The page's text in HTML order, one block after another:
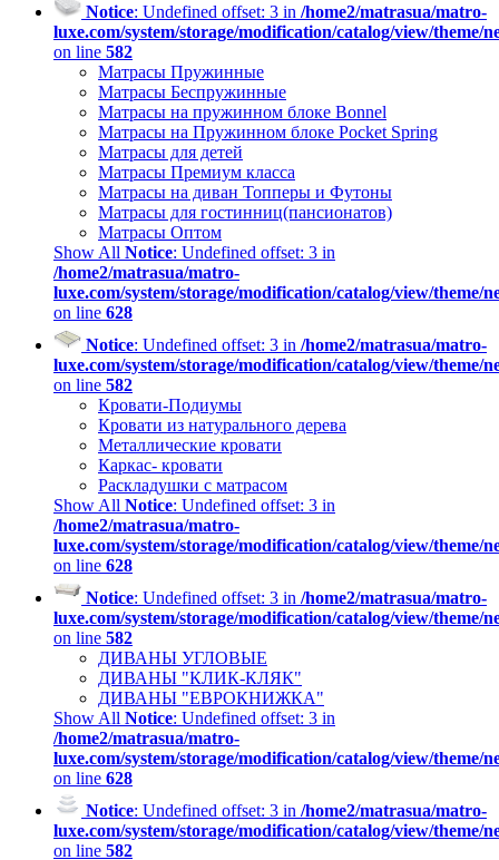
Notice: Undefined offset: 3 in /home2/matrasua/matro-
luxe.com/system/storage/modification/catalog/view/theme/
on line 582
Матрасы Пружинные
Матрасы Беспружинные
Матрасы на пружинном блоке Bonnel
Матрасы на Пружинном блоке Pocket Spring
Матрасы для детей
Матрасы Премиум класса
Матрасы на диван Топперы и Футоны
Матрасы для гостинниц(пансионатов)
Матрасы Оптом
Show All Notice: Undefined offset: 3 in
/home2/matrasua/matro-
luxe.com/system/storage/modification/catalog/view/theme/
on line 628
Notice: Undefined offset: 3 in /home2/matrasua/matro-
luxe.com/system/storage/modification/catalog/view/theme/
on line 582
Кровати-Подиумы
Кровати из натурального дерева
Металлические кровати
Каркас- кровати
Раскладушки с матрасом
Show All Notice: Undefined offset: 3 in
/home2/matrasua/matro-
luxe.com/system/storage/modification/catalog/view/theme/
on line 628
Notice: Undefined offset: 3 in /home2/matrasua/matro-
luxe.com/system/storage/modification/catalog/view/theme/
on line 582
ДИВАНЫ УГЛОВЫЕ
ДИВАНЫ "КЛИК-КЛЯК"
ДИВАНЫ "ЕВРОКНИЖКА"
Show All Notice: Undefined offset: 3 in
/home2/matrasua/matro-
luxe.com/system/storage/modification/catalog/view/theme/
on line 628
Notice: Undefined offset: 3 in /home2/matrasua/matro-
luxe.com/system/storage/modification/catalog/view/theme/
on line 582